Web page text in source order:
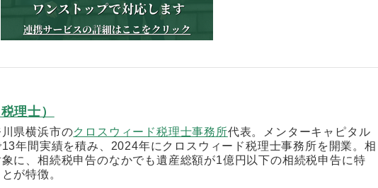
理士）
県横浜市のクロスウィード税理士事務所代表。メンターキャピタル
年間実績を積み、2024年にクロスウィード税理士事務所を開業。相
に、相続税申告のなかでも遺産総額が1億円以下の相続税申告に特
が特徴。